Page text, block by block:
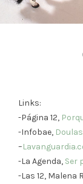
Links:
-Página 12,
-Infobae, Doulas
–
-La Agenda, Ser
-Las 12, Malena